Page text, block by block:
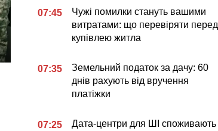
07:45
Чужі помилки стануть вашими
витратами: що перевіряти перед
купівлею житла
07:35
Земельний податок за дачу: 60
днів рахують від вручення
платіжки
07:25
Дата-центри для ШІ споживають